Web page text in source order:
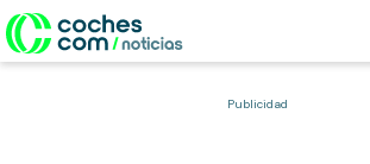
Publicidad